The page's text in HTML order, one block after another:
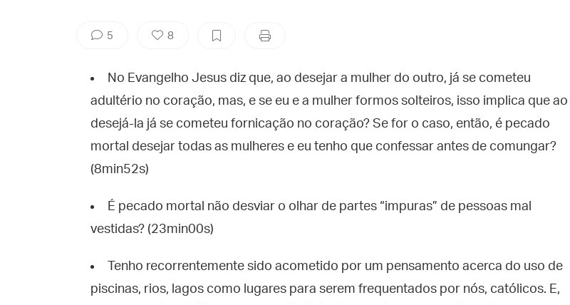
5 8
No Evangelho Jesus diz que, ao desejar a mulher do outro, já se cometeu
adultério no coração, mas, e se eu e a mulher formos solteiros, isso implica que ao
desejá-la já se cometeu fornicação no coração? Se for o caso, então, é pecado
mortal desejar todas as mulheres e eu tenho que confessar antes de comungar?
(8min52s)
É pecado mortal não desviar o olhar de partes “impuras” de pessoas mal
vestidas? (23min00s)
Tenho recorrentemente sido acometido por um pensamento acerca do uso de
piscinas, rios, lagos como lugares para serem frequentados por nós, católicos. E,